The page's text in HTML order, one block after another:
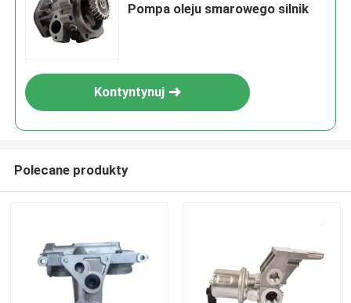
Pompa oleju smarowego silnik
Kontyntynuj
Polecane produkty